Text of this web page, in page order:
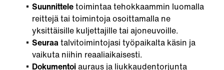
Suunnitteletoimintaa tehokkaammin luomalla
reittejä tai toimintoja osoittamalla ne
yksittäisille kuljettajille tai ajoneuvoille.
Seuraatalvitoimintojasi työpaikalta käsin ja
vaikuta niihin reaaliaikaisesti.
Dokumentoiauraus ja liukkaudentorjunta